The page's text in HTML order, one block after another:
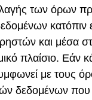
των όρων
κατόπιν
και μέσα
πλαίσιο. Εάν
με τους
δεδομένων που